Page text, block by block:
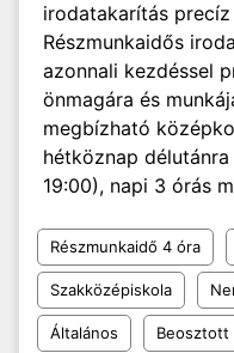
irodatakarítás
Részmunkaidős
azonnali kezdéssel
önmagára és
megbízható
hétköznap
19:00), napi 3 órás
Részmunkaidő 4 óra
Szakközépiskola
Általános Beosztott